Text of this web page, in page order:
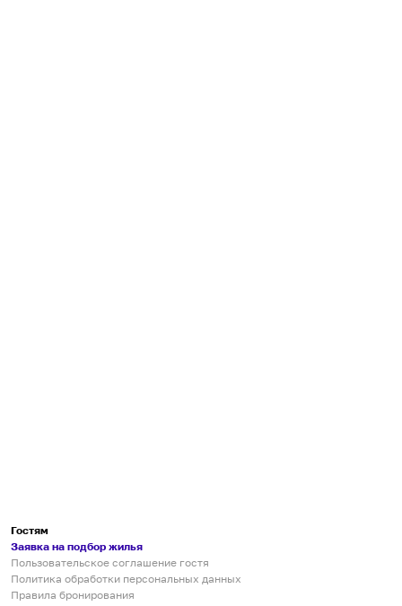
Гостям
Заявка на подбор жилья
Пользовательское соглашение гостя
Политика обработки персональных данных
Правила бронирования